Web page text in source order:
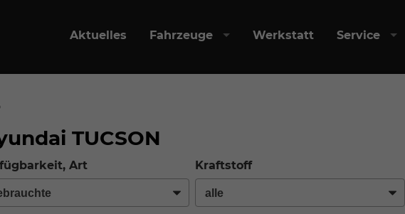
Aktuelles Fahrzeuge Werkstatt Service
TUCSON
Art Kraftstoff